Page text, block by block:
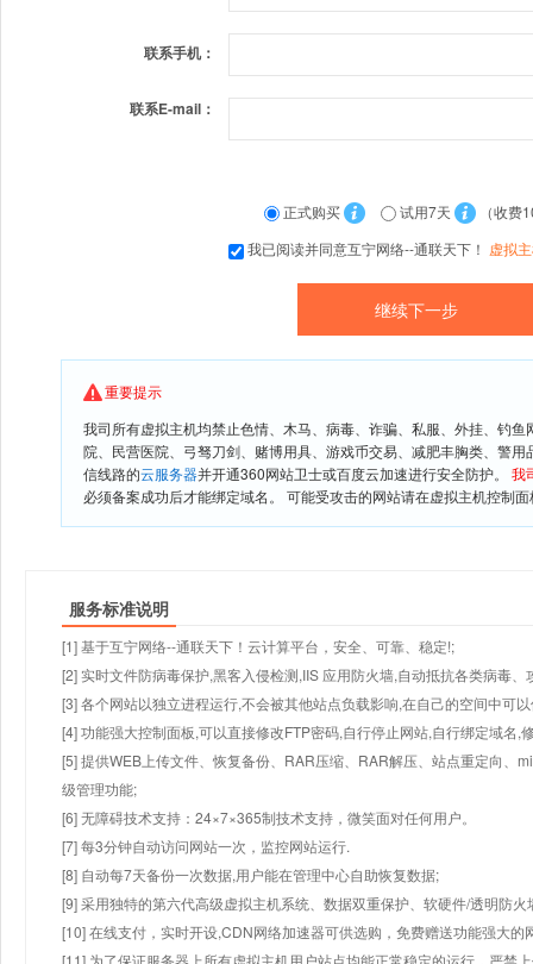
联系手机：
联系E-mail：
正式购买 试用7天
（收费
我已阅读并同意互宁网络--通联天下！ 虚拟
重要提示
我司所有虚拟主机均禁止色情、木马、病毒、诈骗、私服、外挂、钓
院、民营医院、弓驽刀剑、赌博用具、游戏币交易、减肥丰胸类、警
信线路的云服务器并开通360网站卫士或百度云加速进行安全防护。 我
必须备案成功后才能绑定域名。 可能受攻击的网站请在虚拟主机控制
服务标准说明
[1] 基于互宁网络--通联天下！云计算平台，安全、可靠、稳定!;
[2] 实时文件防病毒保护,黑客入侵检测,IIS 应用防火墙,自动抵抗各类病毒、
[3] 各个网站以独立进程运行,不会被其他站点负载影响,在自己的空间中可
[4] 功能强大控制面板,可以直接修改FTP密码,自行停止网站,自行绑定域名,
[5] 提供WEB上传文件、恢复备份、RAR压缩、RAR解压、站点重定向、
级管理功能;
[6] 无障碍技术支持：24×7×365制技术支持，微笑面对任何用户。
[7] 每3分钟自动访问网站一次，监控网站运行.
[8] 自动每7天备份一次数据,用户能在管理中心自助恢复数据;
[9] 采用独特的第六代高级虚拟主机系统、数据双重保护、软硬件/透明防火
[10] 在线支付，实时开设,CDN网络加速器可供选购，免费赠送功能强大
[11] 为了保证服务器上所有虚拟主机用户站点均能正常稳定的运行，严禁